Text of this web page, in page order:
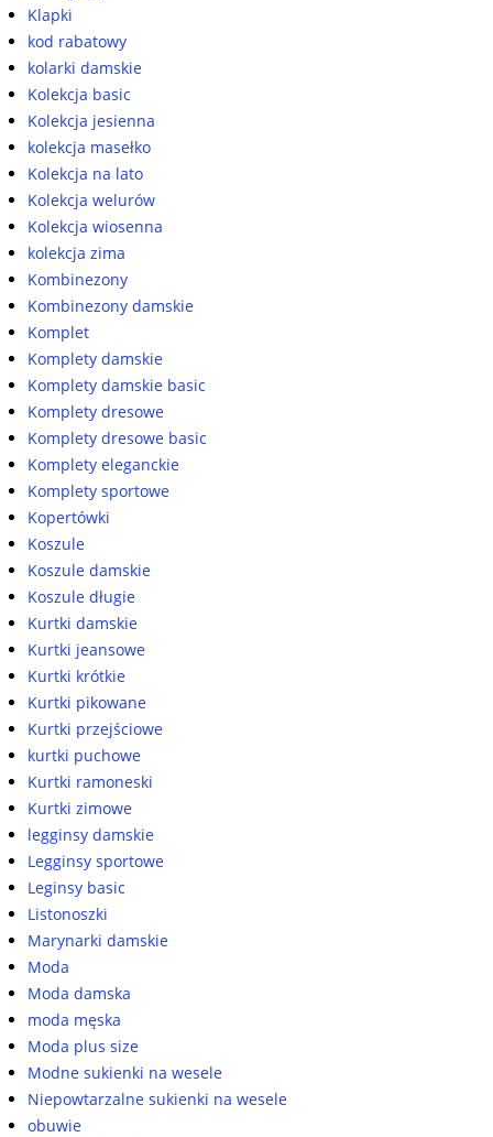
Klapki
kod rabatowy
kolarki damskie
Kolekcja basic
Kolekcja jesienna
kolekcja masełko
Kolekcja na lato
Kolekcja welurów
Kolekcja wiosenna
kolekcja zima
Kombinezony
Kombinezony damskie
Komplet
Komplety damskie
Komplety damskie basic
Komplety dresowe
Komplety dresowe basic
Komplety eleganckie
Komplety sportowe
Kopertówki
Koszule
Koszule damskie
Koszule długie
Kurtki damskie
Kurtki jeansowe
Kurtki krótkie
Kurtki pikowane
Kurtki przejściowe
kurtki puchowe
Kurtki ramoneski
Kurtki zimowe
legginsy damskie
Legginsy sportowe
Leginsy basic
Listonoszki
Marynarki damskie
Moda
Moda damska
moda męska
Moda plus size
Modne sukienki na wesele
Niepowtarzalne sukienki na wesele
obuwie